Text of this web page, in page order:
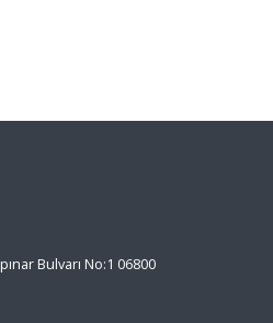
Bulvarı No:1 06800